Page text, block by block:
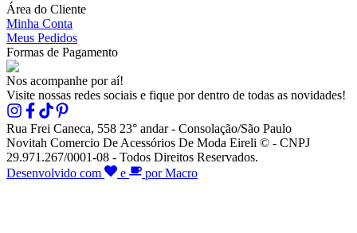
Área do Cliente
Minha Conta
Meus Pedidos
Formas de Pagamento
Nos acompanhe por aí!
Visite nossas redes sociais e fique por dentro de todas as novidades!
Rua Frei Caneca, 558 23° andar - Consolação/São Paulo
Novitah Comercio De Acessórios De Moda Eireli © - CNPJ
29.971.267/0001-08 - Todos Direitos Reservados.
Desenvolvido com
e por Macro